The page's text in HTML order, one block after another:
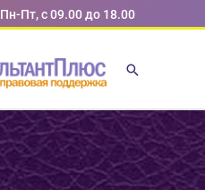
Пн-Пт, с 09.00 до 18.00